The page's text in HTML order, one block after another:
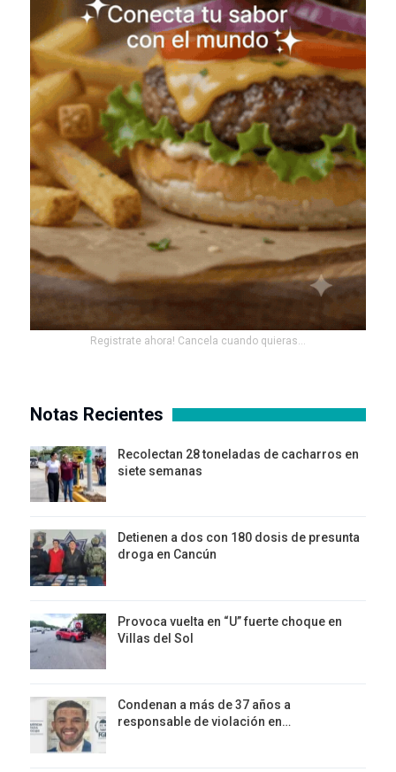
Registrate ahora! Cancela cuando quieras...
Notas Recientes
Recolectan 28 toneladas de cacharros en
siete semanas
Detienen a dos con 180 dosis de presunta
droga en Cancún
Provoca vuelta en “U” fuerte choque en
Villas del Sol
Condenan a más de 37 años a
responsable de violación en…